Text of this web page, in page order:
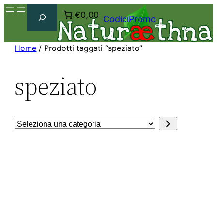
€0,00 CodiciPromo
Home / Prodotti taggati “speziato”
speziato
Seleziona